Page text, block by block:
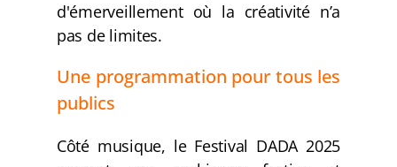
d'émerveillement où la créativité n’a
pas de limites.
Une programmation pour tous les
publics
Côté musique, le Festival DADA 2025